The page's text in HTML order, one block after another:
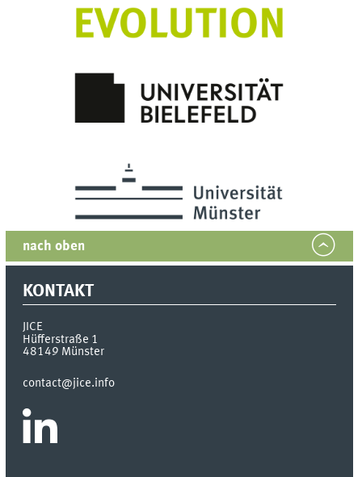
nach oben
KONTAKT
JICE
Hüfferstraße 1
48149 Münster
contact@jice.info